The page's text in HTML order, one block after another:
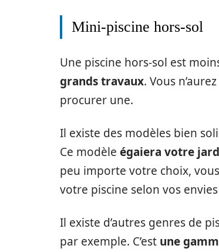
Mini-piscine hors-sol
Une piscine hors-sol est
grands travaux. Vous
procurer une.
Il existe des modèles bien
Ce modèle égaiera votre
peu importe votre choix,
votre piscine selon vos
Il existe d’autres genres de
par exemple. C’est une